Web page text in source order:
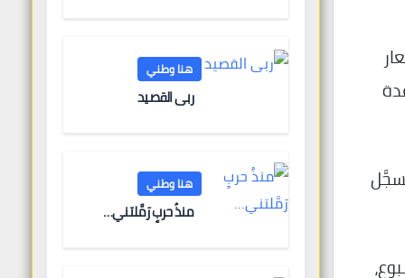
يُسجَّل
هنا وطني
ربى القصيد
هنا وطني
منذُ حربٍ رَمَّلتني…